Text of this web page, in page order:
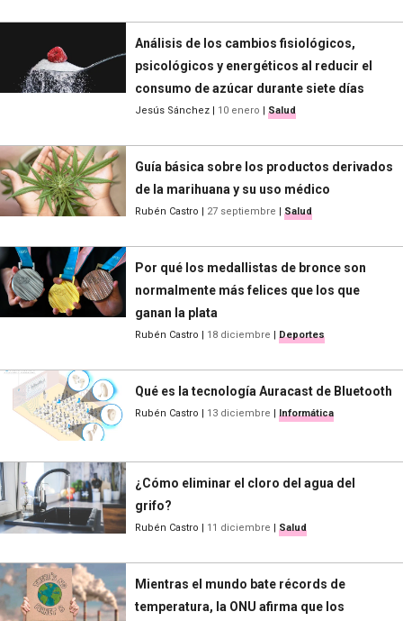
Análisis de los cambios fisiológicos,
psicológicos y energéticos al reducir el
consumo de azúcar durante siete días
Jesús Sánchez | 10 enero | Salud
Guía básica sobre los productos derivados
de la marihuana y su uso médico
Rubén Castro | 27 septiembre | Salud
Por qué los medallistas de bronce son
normalmente más felices que los que
ganan la plata
Rubén Castro | 18 diciembre | Deportes
Qué es la tecnología Auracast de Bluetooth
Rubén Castro | 13 diciembre | Informática
¿Cómo eliminar el cloro del agua del
grifo?
Rubén Castro 11 diciembre Salud
Mientras el mundo bate récords de
temperatura, la ONU afirma que los